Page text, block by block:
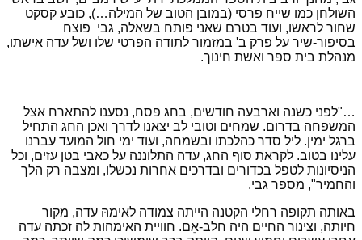
השולחן כמו שייח פרסי (במובן הטוב של המילה…), כובע קסקט
שחור לראשו, ועוד בטרם שאני פותח בשאלה, גבי פוצח
בסיפור-שיר על פרק ב' במזמור לתודה הפרטי שלו ושל עדה אישתו,
מנהלת בית ספר ואשת חינוך.
…"לפני כשנה וארבעה חודשים, בחג פסח, נסענו להתארח אצל
המשפחה בדרום. שמחים וטובי לב יצאנו לדרך ואכן החג התחיל
ברגל ימין. ליל סדר כהלכתו ובשמחה, ועוד ימי חול המועד עברנו
עלינו בטוב. לקראת סוף החג, עדה התלוננה על כאבי בטן עזים, וכל
הניסיונות לטפל בכדורים ובדרכים אחרות נכשלו, ומצבה רק הלך
והחמיר", מספר גבי.
באותה תקופה רחלי הקטנה הייתה צמודה לאימהּ עדה, מקור
חיותה, וצינור החיים היה חלב-אֵם. חוויית האימהות לה זכתה עדה